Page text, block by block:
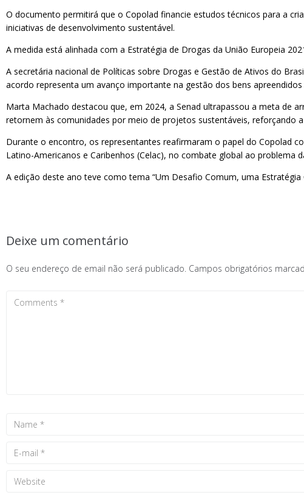
O documento permitirá que o Copolad financie estudos técnicos para a
iniciativas de desenvolvimento sustentável.
A medida está alinhada com a Estratégia de Drogas da União Europeia
A secretária nacional de Políticas sobre Drogas e Gestão de Ativos do
acordo representa um avanço importante na gestão dos bens
Marta Machado destacou que, em 2024, a Senad ultrapassou a meta de
retornem às comunidades por meio de projetos sustentáveis, reforçando
Durante o encontro, os representantes reafirmaram o papel do Copolad
Latino-Americanos e Caribenhos (Celac), no combate global ao problema
A edição deste ano teve como tema “Um Desafio Comum, uma
Deixe um comentário
O seu endereço de email não será publicado. Campos obrigatórios